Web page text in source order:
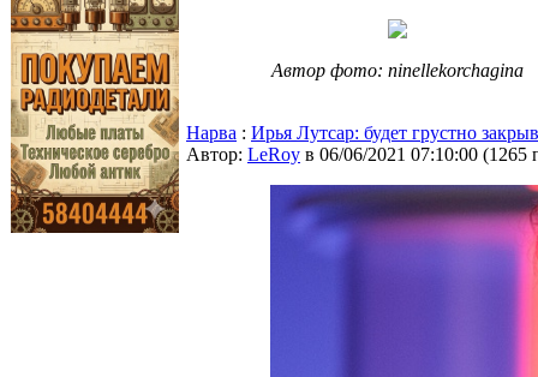
Автор фото: ninellekorchagina
Нарва : Ирья Лутсар: будет грустно
Автор: LeRoy в 06/06/2021 07:10:00 (1265